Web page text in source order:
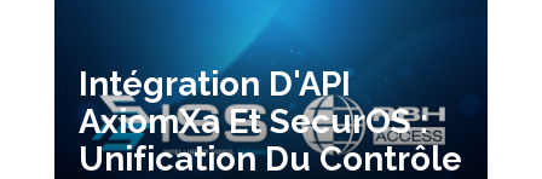
Intégration D'API
AxiomXa Et SecurOS :
Unification Du Contrôle